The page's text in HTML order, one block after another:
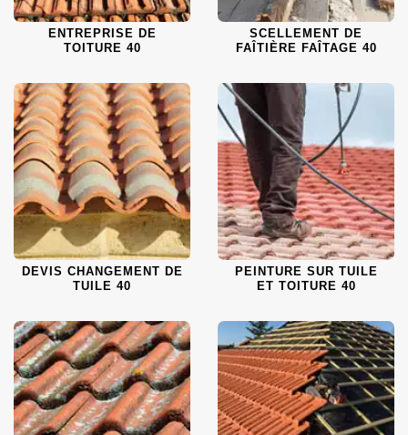
ENTREPRISE DE
TOITURE 40
SCELLEMENT DE
FAÎTIÈRE FAÎTAGE 40
DEVIS CHANGEMENT DE
TUILE 40
PEINTURE SUR TUILE
ET TOITURE 40